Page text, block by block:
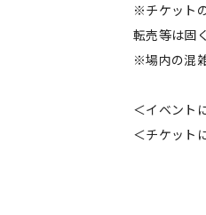
※チケット
転売等は固
※場内の混
＜イベント
＜チケット